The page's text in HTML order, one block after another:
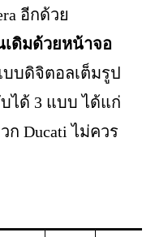
อีกด้วย
เดิมด้วยหน้าจอ
บดิจิตอลเต็มรูป
ได้ 3 แบบ ได้แก่
ก Ducati ไม่ควร